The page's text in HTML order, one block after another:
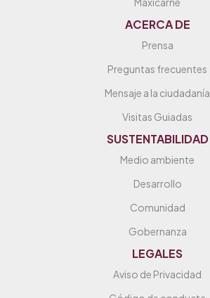
ACERCA DE
Prensa
Preguntas frecuentes
Mensaje a la ciudadanía
Visitas Guiadas
SUSTENTABILIDAD
Medio ambiente
Desarrollo
Comunidad
Gobernanza
LEGALES
Aviso de Privacidad